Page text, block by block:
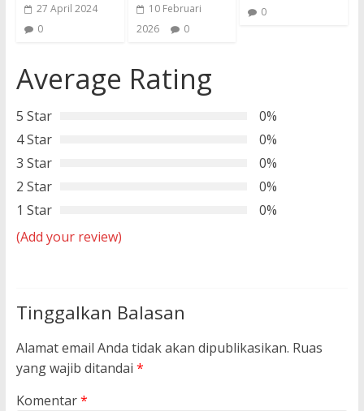
27 April 2024
0
10 Februari
2026
0
0
Average Rating
5 Star
0%
4 Star
0%
3 Star
0%
2 Star
0%
1 Star
0%
(Add your review)
Tinggalkan Balasan
Alamat email Anda tidak akan dipublikasikan. Ruas
yang wajib ditandai *
Komentar*